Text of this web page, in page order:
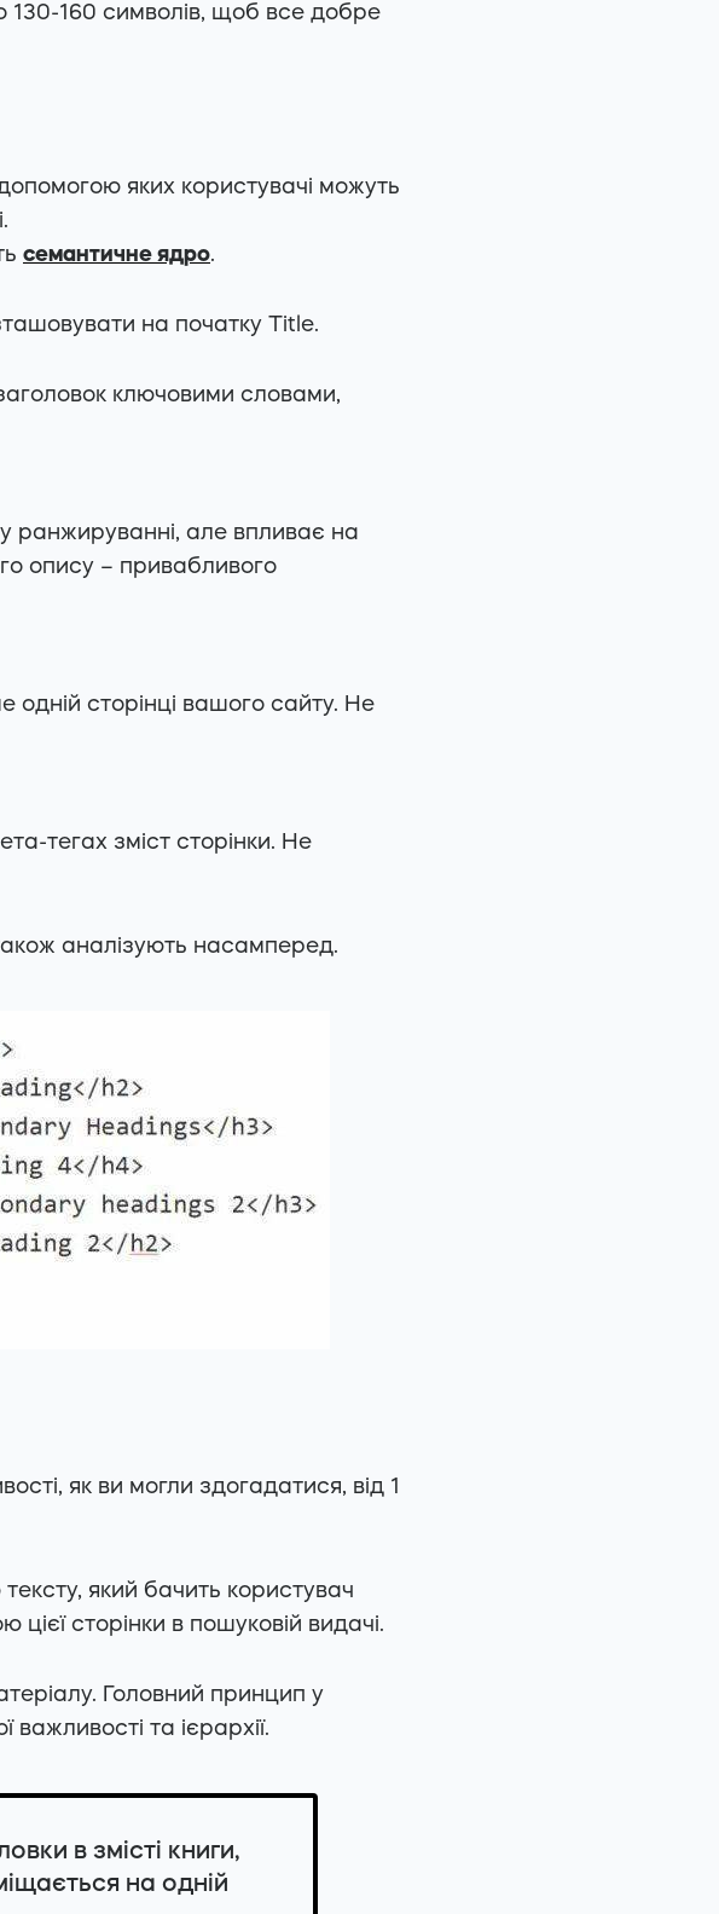
160 символів, щоб все добре
яких користувачі можуть
семантичне ядро.
на початку Title.
ключовими словами,
у ранжируванні, але впливає на
опису – привабливого
одній сторінці вашого сайту. Не
тегах зміст сторінки. Не
аналізують насамперед.
як ви могли здогадатися, від 1
який бачить користувач
сторінки в пошуковій видачі.
Головний принцип у
важливості та ієрархії.
в змісті книги,
на одній